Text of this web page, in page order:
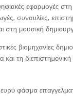
εφαρμογές
συναυλίες,
στη μουσική
βιομηχανίες
και τη
φάσμα